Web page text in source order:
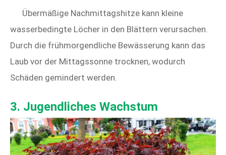
Übermäßige Nachmittagshitze kann kleine
wasserbedingte Löcher in den Blättern verursachen.
Durch die frühmorgendliche Bewässerung kann das
Laub vor der Mittagssonne trocknen, wodurch
Schäden gemindert werden.
3. Jugendliches Wachstum